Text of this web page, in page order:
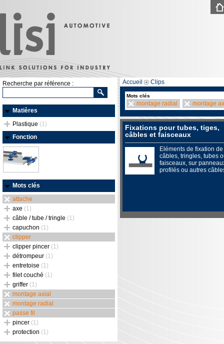
Recherche par référence :
Matières
Plastique (1)
Fonction
Mots clés
attache
axe (1)
câble / tube / tringle (1)
capuchon (1)
clipper
clipper pincer (1)
détrompeur (1)
entretoise (1)
filet couché (1)
griffer (1)
montage axial
montage radial
passe fil
pincer (1)
protection (1)
Accueil Clips
Mots clés
montage radial montage
Fixations pour tubes, tiges,
câbles et faisceaux
Eléments de fixation de
câbles, tringles, tubes
faisceaux, sur
profilés ou autres